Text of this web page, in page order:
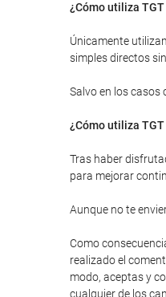
¿Cómo utiliza
Únicamente
simples directos
Salvo en los casos
¿Cómo utiliza
Tras haber
para mejorar
Aunque no te
Como
realizado el
modo, aceptas y
cualquier de los